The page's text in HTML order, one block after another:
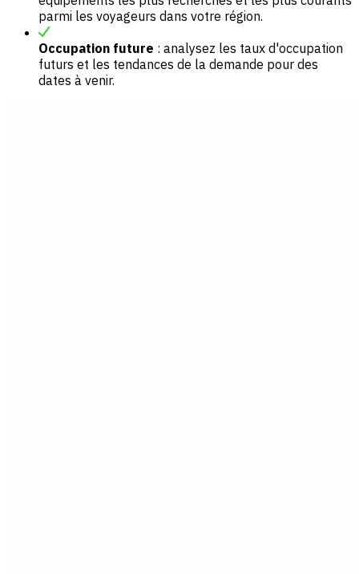
parmi les voyageurs dans votre région.
Occupation future : analysez les taux d'occupation
futurs et les tendances de la demande pour des
dates à venir.